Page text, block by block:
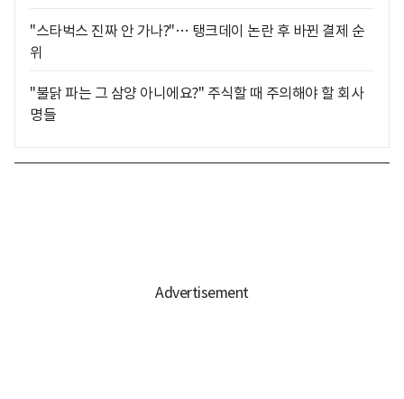
"스타벅스 진짜 안 가나?"… 탱크데이 논란 후 바뀐 결제 순
위
"불닭 파는 그 삼양 아니에요?" 주식할 때 주의해야 할 회사
명들